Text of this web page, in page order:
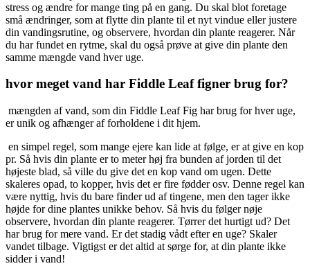
stress og ændre for mange ting på en gang. Du skal blot foretage
små ændringer, som at flytte din plante til et nyt vindue eller justere
din vandingsrutine, og observere, hvordan din plante reagerer. Når
du har fundet en rytme, skal du også prøve at give din plante den
samme mængde vand hver uge.
hvor meget vand har Fiddle Leaf figner brug for?
er unik og afhænger af forholdene i dit hjem.
pr. Så hvis din plante er to meter høj fra bunden af jorden til det
højeste blad, så ville du give det en kop vand om ugen. Dette
skaleres opad, to kopper, hvis det er fire fødder osv. Denne regel kan
være nyttig, hvis du bare finder ud af tingene, men den tager ikke
højde for dine plantes unikke behov. Så hvis du følger nøje
observere, hvordan din plante reagerer. Tørrer det hurtigt ud? Det
har brug for mere vand. Er det stadig vådt efter en uge? Skaler
vandet tilbage. Vigtigst er det altid at sørge for, at din plante ikke
sidder i vand!